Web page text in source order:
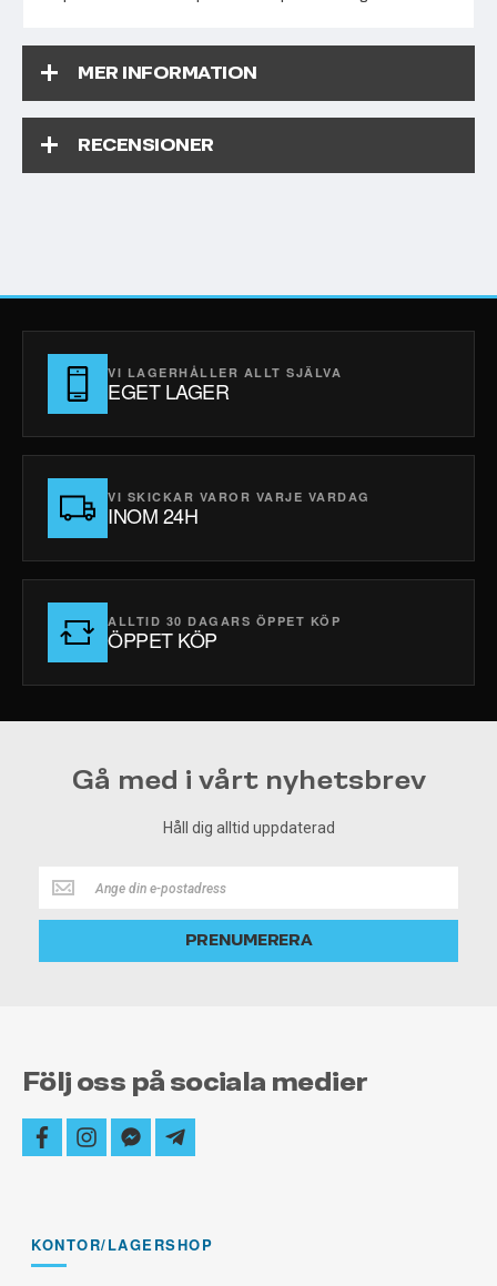
MER INFORMATION
RECENSIONER
VI LAGERHÅLLER ALLT SJÄLVA
EGET LAGER
VI SKICKAR VAROR VARJE VARDAG
INOM 24H
ALLTID 30 DAGARS ÖPPET KÖP
ÖPPET KÖP
Gå med i vårt nyhetsbrev
Håll dig alltid uppdaterad
Håll
dig
alltid
PRENUMERERA
Följ oss på sociala medier
facebookinstagram
facebook-
messenger
telegram-
plane
KONTOR/LAGERSHOP